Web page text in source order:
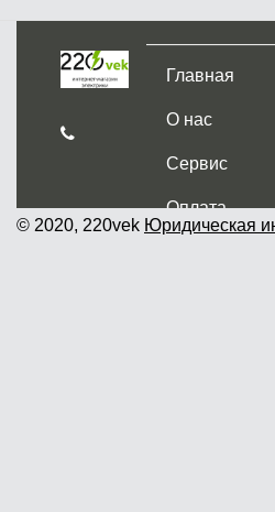
Главная
О нас
Сервис
Оплата
Доставка и
© 2020, 220vek Юридическая